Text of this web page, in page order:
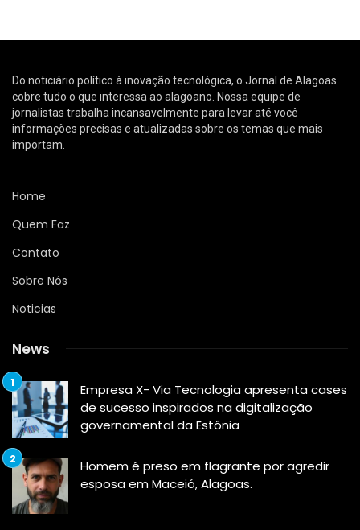
Do noticiário político à inovação tecnológica, o Jornal de Alagoas
cobre tudo o que interessa ao alagoano. Nossa equipe de
jornalistas trabalha incansavelmente para levar até você
informações precisas e atualizadas sobre os temas que mais
importam.
Home
Quem Faz
Contato
Sobre Nós
Noticias
News
Empresa X- Via Tecnologia apresenta cases
de sucesso inspirados na digitalização
governamental da Estônia
Homem é preso em flagrante por agredir
esposa em Maceió, Alagoas.